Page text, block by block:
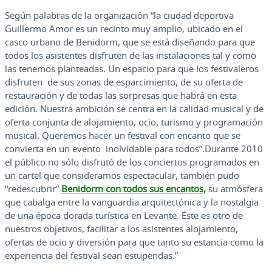
Según palabras de la organización “la ciudad deportiva
Guillermo Amor es un recinto muy amplio, ubicado en el
casco urbano de Benidorm, que se está diseñando para que
todos los asistentes disfruten de las instalaciones tal y como
las tenemos planteadas. Un espacio para que los festivaleros
disfruten de sus zonas de esparcimiento, de su oferta de
restauración y de todas las sorpresas que habrá en esta
edición. Nuestra ambición se centra en la calidad musical y de
oferta conjunta de alojamiento, ocio, turismo y programación
musical. Queremos hacer un festival con encanto que se
convierta en un evento inolvidable para todos”.Durante 2010
el público no sólo disfrutó de los conciertos programados en
un cartel que consideramos espectacular, también pudo
“redescubrir” Benidorm con todos sus encantos, su atmósfera
que cabalga entre la vanguardia arquitectónica y la nostalgia
de una época dorada turística en Levante. Este es otro de
nuestros objetivos, facilitar a los asistentes alojamiento,
ofertas de ocio y diversión para que tanto su estancia como la
experiencia del festival sean estupendas.”